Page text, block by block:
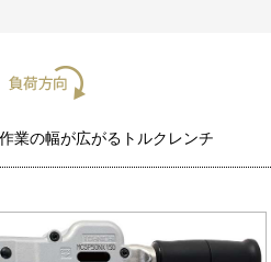
業の幅が広がるトルクレンチ